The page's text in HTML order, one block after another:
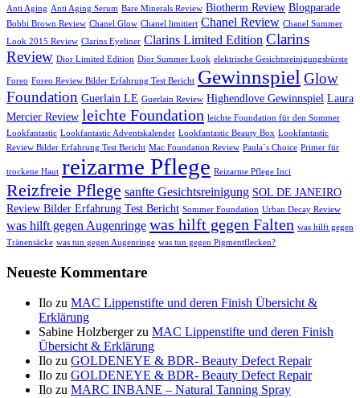
Anti Aging Anti Aging Serum Bare Minerals Review Biotherm Review Blogparade
Bobbi Brown Review Chanel Glow Chanel limitiert Chanel Review Chanel Summer
Look 2015 Review Clarins Eyeliner Clarins Limited Edition Clarins
Review Dior Limited Edition Dior Summer Look elektrische Gesichtsreinigungsbürste
Foreo Foreo Review Bilder Erfahrung Test Bericht Gewinnspiel Glow
Foundation Guerlain LE Guerlain Review Highendlove Gewinnspiel Laura
Mercier Review leichte Foundation leichte Foundation für den Sommer
Lookfantastic Lookfantastic Adventskalender Lookfantastic Beauty Box Lookfantastic
Review Bilder Erfahrung Test Bericht Mac Foundation Review Paula´s Choice Primer für
trockene Haut reizarme Pflege Reizarme Pflege Inci
Reizfreie Pflege sanfte Gesichtsreinigung SOL DE JANEIRO
Review Bilder Erfahrung Test Bericht Sommer Foundation Urban Decay Review
was hilft gegen Augenringe was hilft gegen Falten was hilft gegen
Tränensäcke was tun gegen Augenringe was tun gegen Pigmentflecken?
Neueste Kommentare
Ilo zu MAC Lippenstifte und deren Finish Übersicht &
Erklärung
Sabine Holzbergerzu MAC Lippenstifte und deren Finish
Übersicht & Erklärung
Ilo zu GOLDENEYE & BDR- Beauty Defect Repair
Ilo zu GOLDENEYE & BDR- Beauty Defect Repair
Ilo zu MARC INBANE – Natural Tanning Spray